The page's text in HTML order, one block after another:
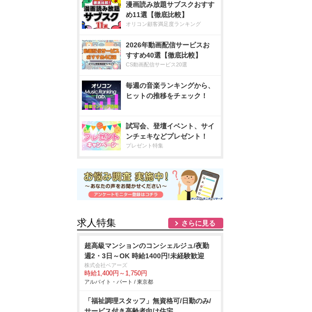
漫画読み放題サブスクおすす
め11選【徹底比較】
オリコン顧客満足度ランキング
2026年動画配信サービスお
すすめ40選【徹底比較】
CS動画配信サービス20選
毎週の音楽ランキングから、
ヒットの推移をチェック！
試写会、登壇イベント、サイ
ンチェキなどプレゼント！
プレゼント特集
求人特集 さらに見る
超高級マンションのコンシェルジュ/夜勤
週2・3日～OK 時給1400円!未経験歓迎
株式会社ベアーズ
時給1,400円～1,750円
アルバイト・パート / 東京都
「福祉調理スタッフ」無資格可/日勤のみ/